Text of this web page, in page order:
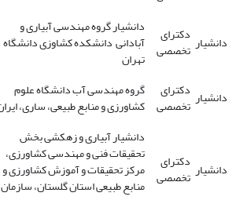
دانشیار دکترای
تخصصی
دانشیار گروه مهندسی آبیاری و
آبادانی دانشکده کشاوزی دانشگاه
تهران
دانشیار دکترای
تخصصی
گروه مهندسی آب دانشگاه علوم
کشاورزی و منابع طبیعی، ساری،
دانشیار دکترای
تخصصی
دانشیار آبیاری و زهکشی بخش
تحقیقات فنی و مهندسی کشاورزی،
مرکز تحقیقات و آموزش کشاورزی و
منابع طبیعی استان گلستان، سازمان